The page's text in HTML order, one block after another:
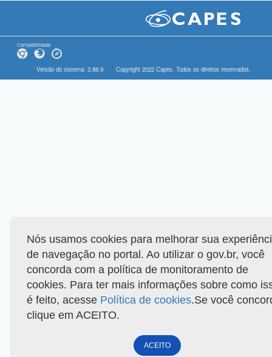
Compatibilidade
Versão do sistema: 3.88.9 Copyright 2022 Capes. Todos os direitos reservados.
Nós usamos cookies para melhorar sua
de navegação no portal. Ao utilizar o gov.br, você
concorda com a política de monitoramento de
cookies. Para ter mais informações sobre como
é feito, acesse Política de cookies.Se você
clique em ACEITO.
ACEITO